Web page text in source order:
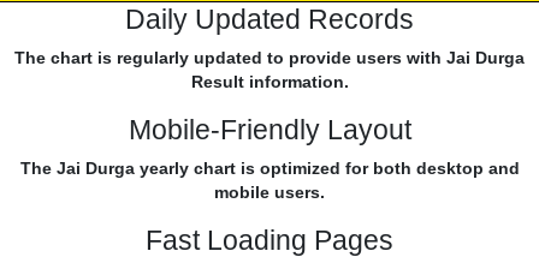
Daily Updated Records
The chart is regularly updated to provide users with Jai Durga
Result information.
Mobile-Friendly Layout
The Jai Durga yearly chart is optimized for both desktop and
mobile users.
Fast Loading Pages